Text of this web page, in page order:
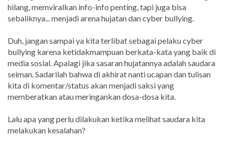
hilang, memviralkan info-info penting, tapi juga bisa
sebaliknya... menjadi arena hujatan dan cyber bullying.
Duh, jangan sampai ya kita terlibat sebagai pelaku cyber
bullying karena ketidakmampuan berkata-kata yang baik di
media sosial. Apalagi jika sasaran hujatannya adalah saudara
seiman. Sadarilah bahwa di akhirat nanti ucapan dan tulisan
kita di komentar/status akan menjadi saksi yang
memberatkan atau meringankan dosa-dosa kita.
Lalu apa yang perlu dilakukan ketika melihat saudara kita
melakukan kesalahan?